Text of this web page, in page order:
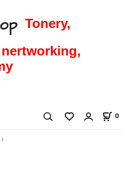
Tonery,
0